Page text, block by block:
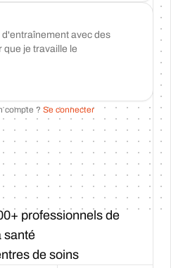
avec des
que je travaille le
compte ? Se connecter
professionnels de
santé
de soins